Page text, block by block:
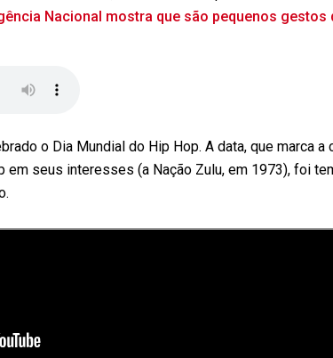
Nacional mostra que são pequenos gestos
o Dia Mundial do Hip Hop. A data, que marca a
em seus interesses (a Nação Zulu, em 1973), foi